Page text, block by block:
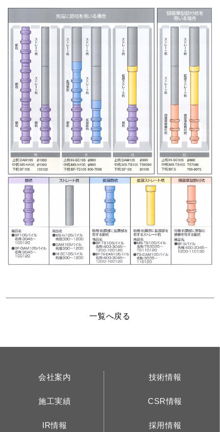
一覧へ戻る
会社案内
施工実績
IR情報
技術情報
CSR情報
採用情報